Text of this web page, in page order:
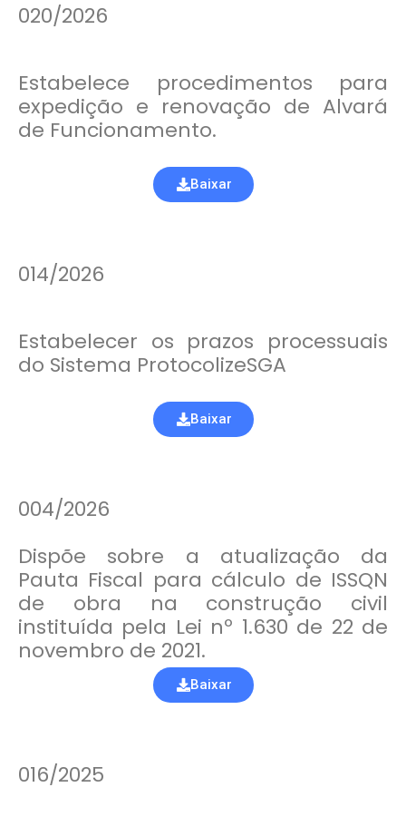
020/2026
Estabelece procedimentos para
expedição e renovação de Alvará
de Funcionamento.
Baixar
014/2026
Estabelecer os prazos processuais
do Sistema ProtocolizeSGA
Baixar
004/2026
Dispõe sobre a atualização da
Pauta Fiscal para cálculo de ISSQN
de obra na construção civil
instituída pela Lei nº 1.630 de 22 de
novembro de 2021.
Baixar
016/2025